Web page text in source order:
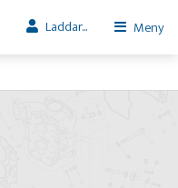
Laddar... Meny